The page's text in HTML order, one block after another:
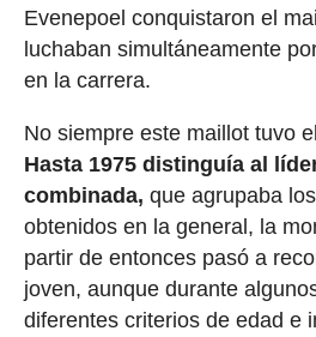
Evenepoel conquistaron el
luchaban simultáneamente
en la carrera.
No siempre este maillot tuvo
Hasta 1975 distinguía al
combinada, que agrupaba
obtenidos en la general, la
partir de entonces pasó a
joven, aunque durante
diferentes criterios de edad e